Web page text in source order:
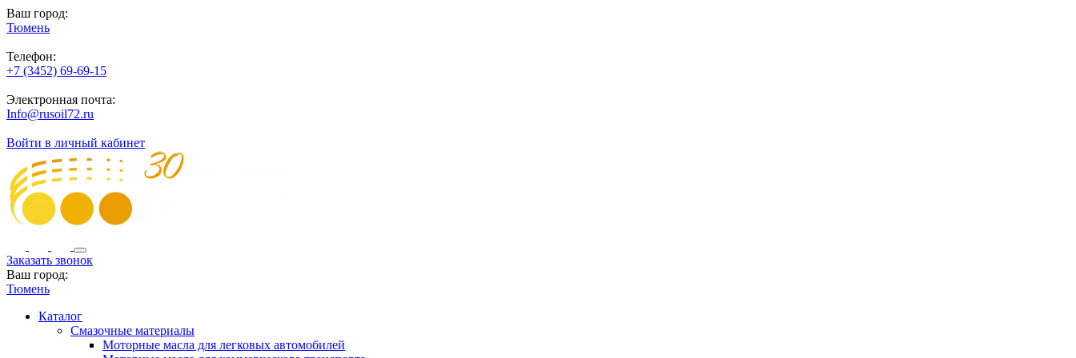
Ваш город:
Тюмень
Телефон:
+7 (3452) 69-69-15
Электронная почта:
Info@rusoil72.ru
Войти в личный кабинет
Заказать звонок
Ваш город:
Тюмень
Каталог
Смазочные материалы
Моторные масла для легковых автомобилей